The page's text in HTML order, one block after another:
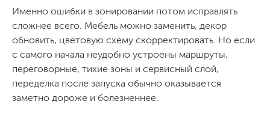
Именно ошибки в зонировании потом исправлять
сложнее всего. Мебель можно заменить, декор
обновить, цветовую схему скорректировать. Но если
с самого начала неудобно устроены маршруты,
переговорные, тихие зоны и сервисный слой,
переделка после запуска обычно оказывается
заметно дороже и болезненнее.